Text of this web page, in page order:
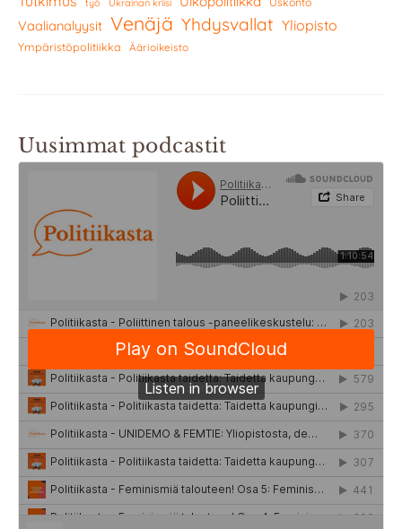
Vaalianalyysit Venäjä Yhdysvallat Yliopisto
Ympäristöpolitiikka Äärioikeisto
Uusimmat podcastit